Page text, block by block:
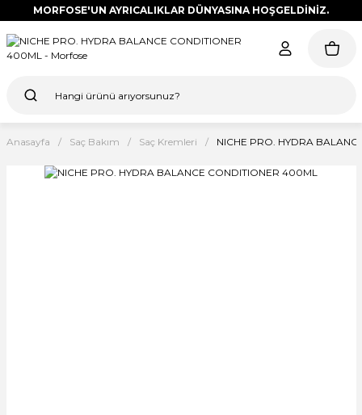
MORFOSE'UN AYRICALIKLAR DÜNYASINA HOŞGELDİNİZ.
Anasayfa Saç Bakım Saç Kremleri NICHE PRO. HYDRA